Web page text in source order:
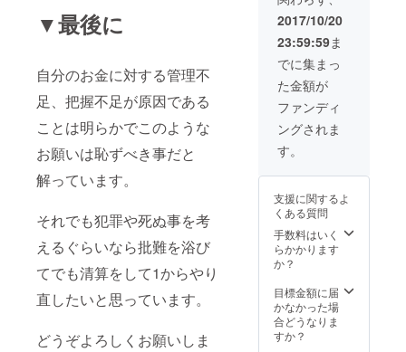
▼最後に
自分のお金に対する管理不
足、把握不足が原因である
ことは明らかでこのような
お願いは恥ずべき事だと
解っています。
それでも犯罪や死ぬ事を考
えるぐらいなら批難を浴び
てでも清算をして1からやり
直したいと思っています。
どうぞよろしくお願いしま
CMYK
出力/昇
華転写/
インク
ジェッ
トプリ
ンタ ※
クッ
ション
面に同
じ画像
(450m
m×450
mm)を
印刷し
サイズ
(単位
mm) サ
ポリエ
ステル
100%帆
布 本体
（中綿
生
地）：
ナイロ
ン100％
綿）：
ステル
100％
▼印刷
出力/印
刷方式/
ト方式
CMYK
出力/昇
華転写/
2017/10/20
23:59:59ま
でに集まっ
た金額が
ファンディ
ングされま
す。
支援に関するよ
くある質問
手数料はいく
らかかります
か？
目標金額に届
かなかった場
合どうなりま
すか？